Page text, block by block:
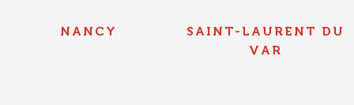
NANCY
SAINT-LAURENT DU
VAR